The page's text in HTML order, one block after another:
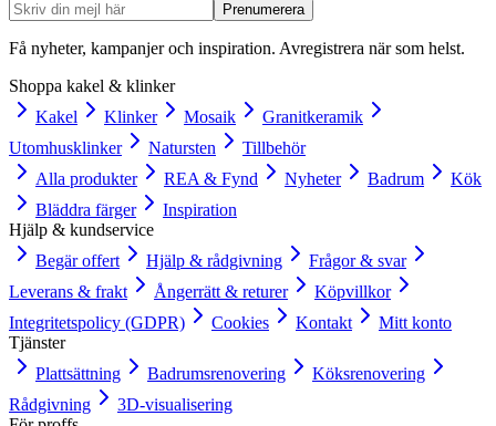
Prenumerera
Få nyheter, kampanjer och inspiration. Avregistrera när som helst.
Shoppa kakel & klinker
Kakel
Klinker Mosaik
Granitkeramik
Utomhusklinker
Natursten
Tillbehör
Alla produkter
REA & Fynd Nyheter Badrum
Kök
Bläddra färger
Inspiration
Hjälp & kundservice
Begär offert
Hjälp & rådgivning
Frågor & svar
Leverans & frakt
Ångerrätt & returer
Köpvillkor
Integritetspolicy (GDPR)
Cookies Kontakt
Mitt konto
Tjänster
Plattsättning
Badrumsrenovering
Köksrenovering
Rådgivning
3D-visualisering